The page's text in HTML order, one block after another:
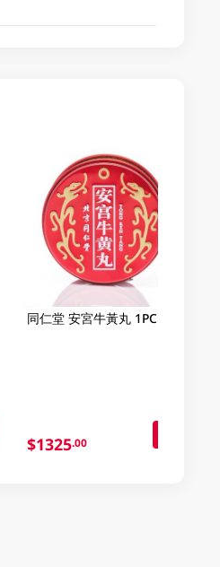
同仁堂 安宮牛黃丸 1PC
$1325.00